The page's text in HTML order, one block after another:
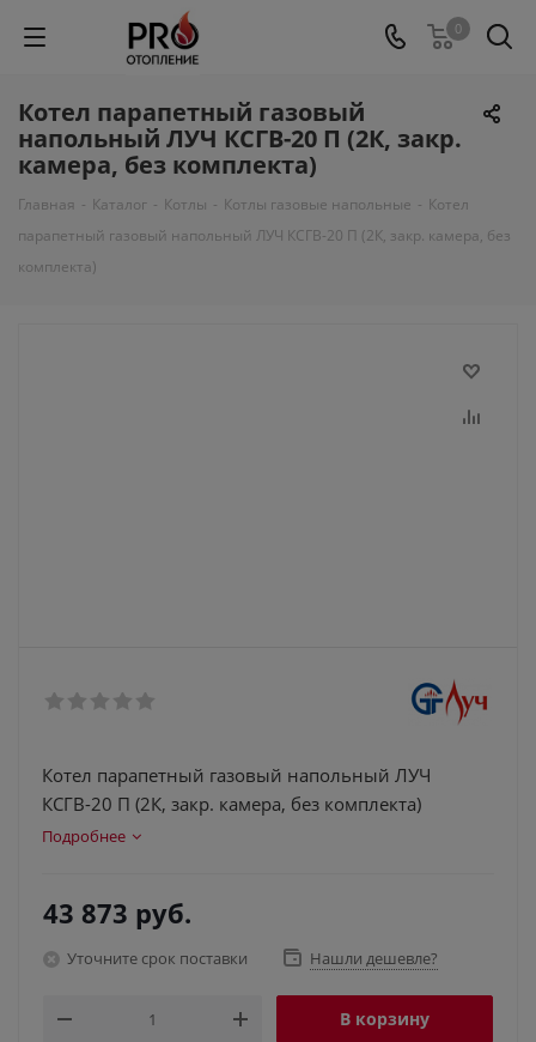
0
Котел парапетный газовый
напольный ЛУЧ КСГВ-20 П (2К, закр.
камера, без комплекта)
Главная - Каталог - Котлы - Котлы газовые напольные - Котел
парапетный газовый напольный ЛУЧ КСГВ-20 П (2К, закр. камера, без
комплекта)
Котел парапетный газовый напольный ЛУЧ
КСГВ-20 П (2К, закр. камера, без комплекта)
Подробнее
43 873 руб.
Уточните срок поставки Нашли дешевле?
В корзину